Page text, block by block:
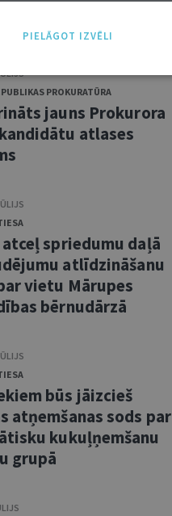
PROKURATŪRA
jauns Prokurora
atlases
spriedumu daļā
atlīdzināšanu
vietu Mārupes
bērnudārzā
būs jāizcieš
atņemšanas sods par
kukuļņemšanu
grupā
PIELĀGOT IZVĒLI